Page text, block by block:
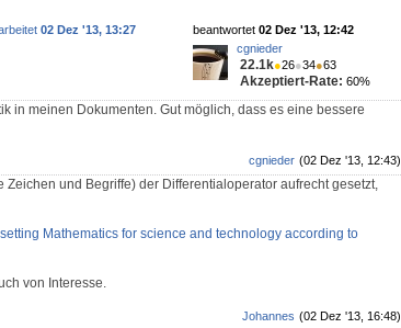
beantwortet 02 Dez '13, 12:42
cgnieder
22.1k●26●34●63
Akzeptiert-Rate: 60%
02 Dez '13, 13:27
in meinen Dokumenten. Gut möglich, dass es eine bessere
(02 Dez '13, 12:43)
cgnieder
und Begriffe) der Differentialoperator aufrecht gesetzt,
Mathematics for science and technology according to
von Interesse.
(02 Dez '13, 16:48)
Johannes